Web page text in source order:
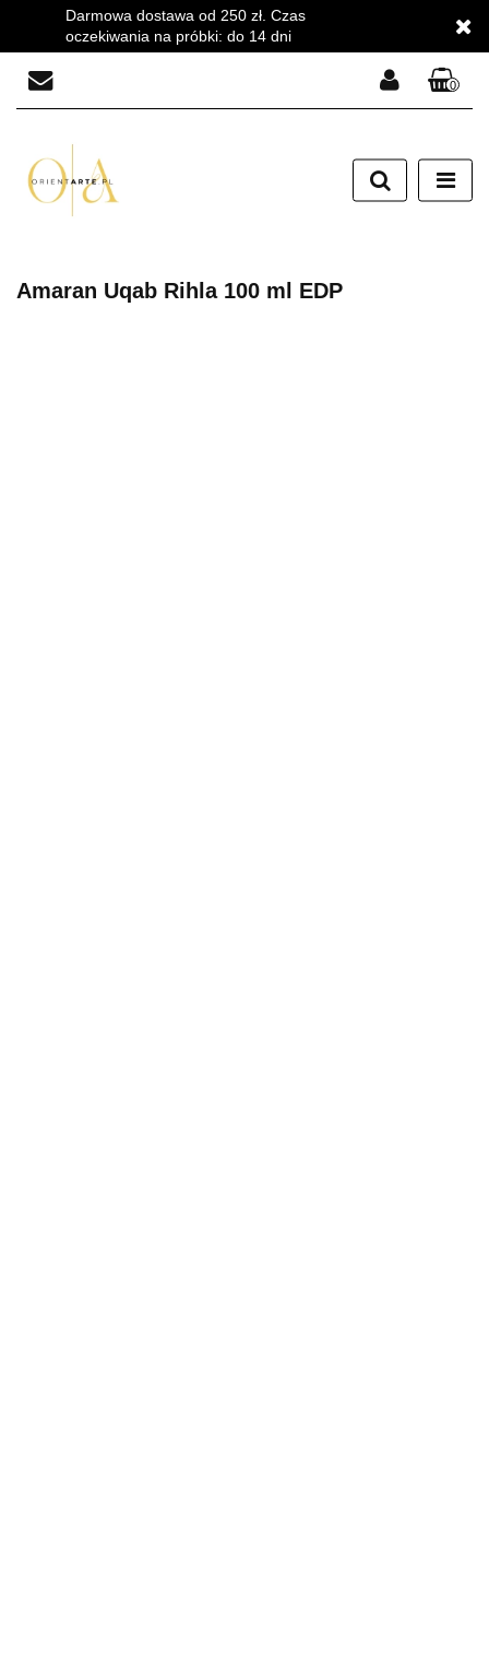
Darmowa dostawa od 250 zł. Czas
oczekiwania na próbki: do 14 dni
Zarejestruj się
Dodaj zgłoszenie
0
Amaran Uqab Rihla 100 ml EDP